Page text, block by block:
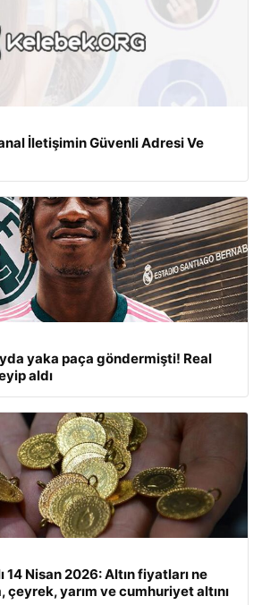
İletişimin Güvenli Adresi Ve
yaka paça göndermişti! Real
aldı
14 Nisan 2026: Altın fiyatları ne
çeyrek, yarım ve cumhuriyet altını